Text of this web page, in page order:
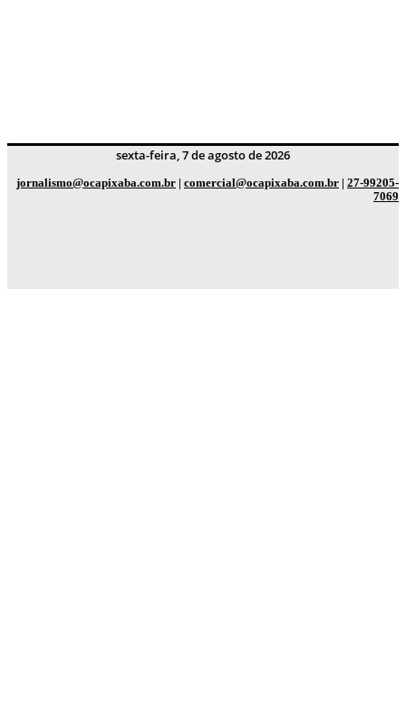
sexta-feira, 7 de agosto de 2026
jornalismo@ocapixaba.com.br | comercial@ocapixaba.com.br | 27-99205-
7069